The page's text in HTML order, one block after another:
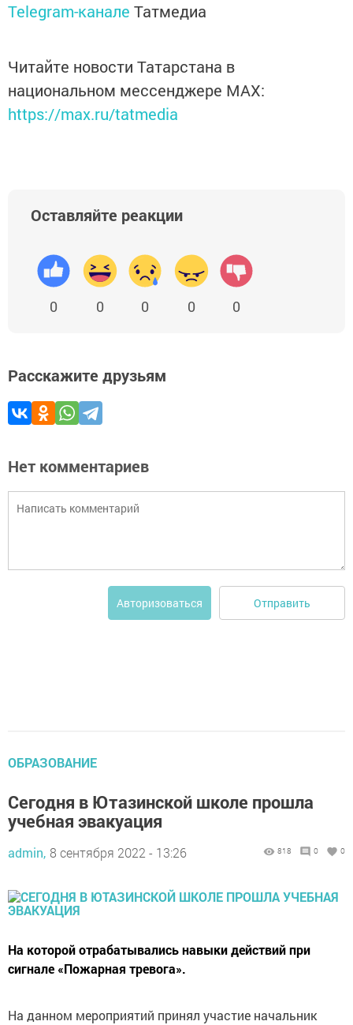
Telegram-канале Татмедиа
Читайте новости Татарстана в
национальном мессенджере MАХ:
https://max.ru/tatmedia
Оставляйте реакции
0 0 0 0 0
Расскажите друзьям
Нет комментариев
Авторизоваться Отправить
ОБРАЗОВАНИЕ
Сегодня в Ютазинской школе прошла
учебная эвакуация
admin, 8 сентября 2022 - 13:26 818 0 0
На которой отрабатывались навыки действий при
сигнале «Пожарная тревога».
На данном мероприятий принял участие начальник